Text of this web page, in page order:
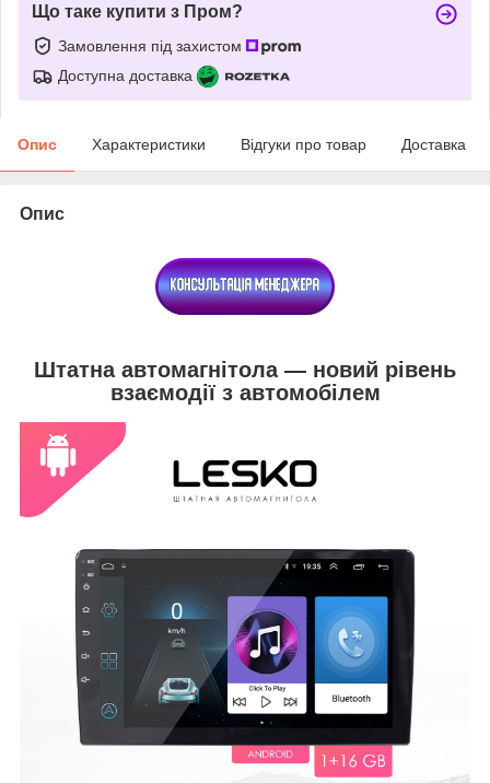
Що таке купити з Пром?
Замовлення під захистом
Доступна доставка
Опис Характеристики Відгуки про товар Доставка
Опис
Штатна автомагнітола — новий рівень
взаємодії з автомобілем